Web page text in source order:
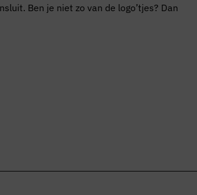
Ben je niet zo van de logo’tjes? Dan